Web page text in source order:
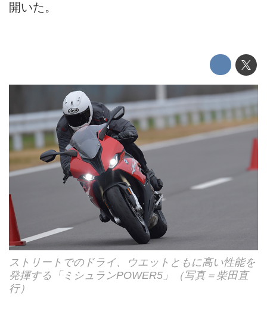
開いた。
ストリートでのドライ、ウエットともに高い性能を
発揮する「ミシュランPOWER5」（写真＝柴田直
行）